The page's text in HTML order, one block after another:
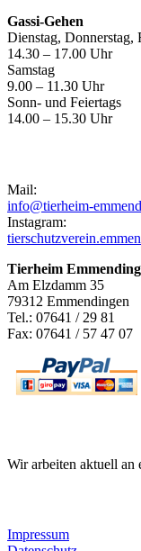
Gassi-Gehen
Dienstag, Donnerstag,
14.30 – 17.00 Uhr
Samstag
9.00 – 11.30 Uhr
Sonn- und Feiertags
14.00 – 15.30 Uhr
Mail:
info@tierheim-
Instagram:
Tierheim
Am Elzdamm 35
79312 Emmendingen
Tel.: 07641 / 29 81
Fax: 07641 / 57 47 07
Wir arbeiten aktuell an
Impressum